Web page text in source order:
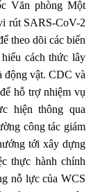
Văn phòng Một
rút SARS-CoV-2
theo dõi các biến
cách thức lây
động vật. CDC và
hỗ trợ nhiệm vụ
hiện thông qua
công tác giám
tới xây dựng
thực hành chính
nỗ lực của WCS